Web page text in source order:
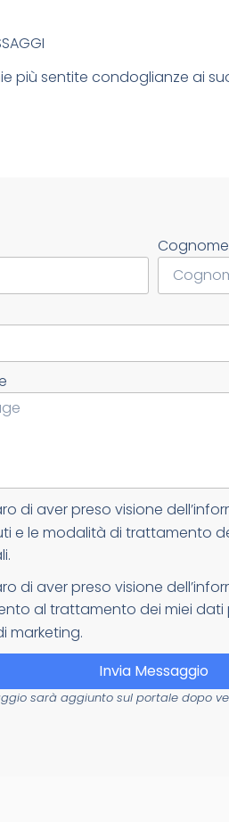
più sentite condoglianze ai
Cognome
di aver preso visione
e le modalità di trattamento
di aver preso visione
al trattamento dei miei dati
marketing.
Invia Messaggio
sarà aggiunto sul portale dopo